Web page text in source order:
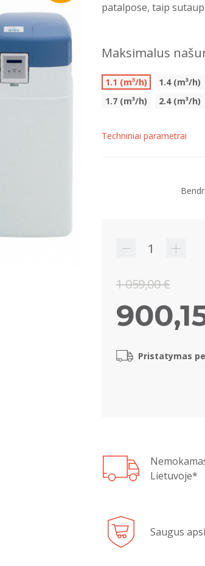
patalpose, taip
Maksimalus
1.1 (m³/h)
1.4 (m³/h)
1.7 (m³/h)
2.4 (m³/h)
Techniniai parametrai
1 059,00 €
Pristatymas
Lietuvoje*
Saugus